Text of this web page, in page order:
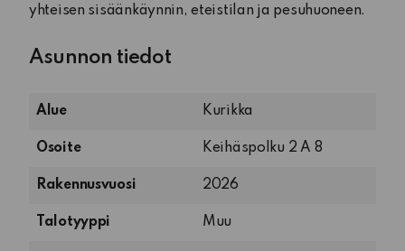
yhteisen sisäänkäynnin, eteistilan ja pesuhuoneen.
Asunnon tiedot
Alue Kurikka
Osoite Keihäspolku 2 A 8
Rakennusvuosi 2026
Talotyyppi Muu